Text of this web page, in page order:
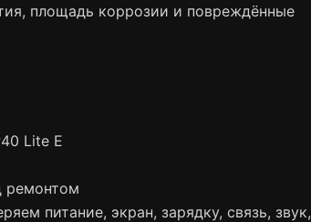
площадь коррозии и повреждённые
Lite E
ремонтом
питание, экран, зарядку, связь, звук,